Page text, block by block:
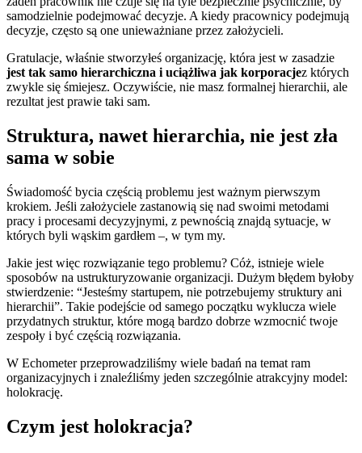
samodzielnie podejmować decyzje. A kiedy pracownicy podejmują
decyzje, często są one unieważniane przez założycieli.
Gratulacje, właśnie stworzyłeś organizację, która jest w zasadzie
jest tak samo hierarchiczna i uciążliwa jak korporacjez których
zwykle się śmiejesz. Oczywiście, nie masz formalnej hierarchii, ale
rezultat jest prawie taki sam.
Struktura, nawet hierarchia, nie jest zła
sama w sobie
Świadomość bycia częścią problemu jest ważnym pierwszym
krokiem. Jeśli założyciele zastanowią się nad swoimi metodami
pracy i procesami decyzyjnymi, z pewnością znajdą sytuacje, w
których byli wąskim gardłem –, w tym my.
Jakie jest więc rozwiązanie tego problemu? Cóż, istnieje wiele
sposobów na ustrukturyzowanie organizacji. Dużym błędem byłoby
stwierdzenie: “Jesteśmy startupem, nie potrzebujemy struktury ani
hierarchii”. Takie podejście od samego początku wyklucza wiele
przydatnych struktur, które mogą bardzo dobrze wzmocnić twoje
zespoły i być częścią rozwiązania.
W Echometer przeprowadziliśmy wiele badań na temat ram
organizacyjnych i znaleźliśmy jeden szczególnie atrakcyjny model:
holokrację.
Czym jest holokracja?